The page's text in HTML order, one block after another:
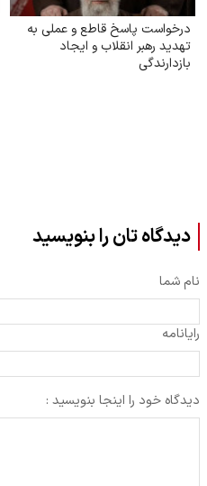
درخواست پاسخ قاطع و عملی به
تهدید رهبر انقلاب و ایجاد
بازدارندگی
دیدگاه تان را بنویسید
نام شما
رایانامه
دیدگاه خود را اینجا بنویسید :